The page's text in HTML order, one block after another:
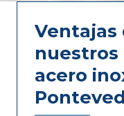
Ventajas
nuestros
acero